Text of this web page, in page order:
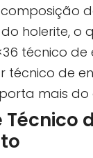
holerite, o
técnico
técnico de
mais do